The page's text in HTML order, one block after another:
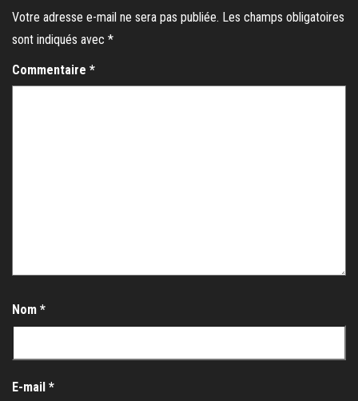
Votre adresse e-mail ne sera pas publiée. Les champs obligatoires
sont indiqués avec *
Commentaire *
Nom *
E-mail *